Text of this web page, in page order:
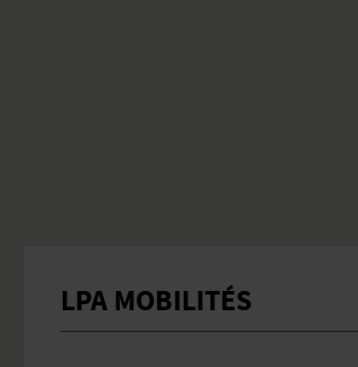
LPA MOBILITÉS